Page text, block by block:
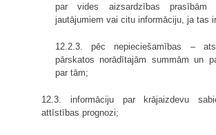
par vides aizsardzības prasībām
jautājumiem vai citu informāciju, ja tas
12.2.3. pēc nepieciešamības –
pārskatos norādītajām summām un
par tām;
12.3. informāciju par krājaizdevu
attīstības prognozi;